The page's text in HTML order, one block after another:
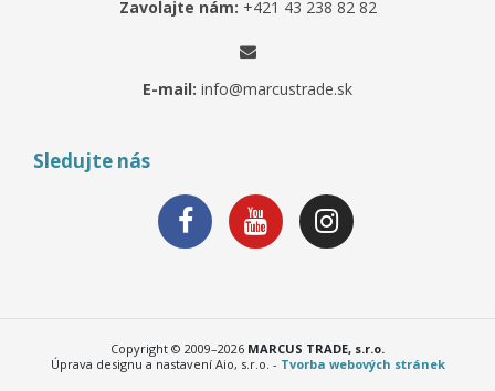
Zavolajte nám: +421 43 238 82 82
E-mail: info@marcustrade.sk
Sledujte nás
Copyright © 2009–2026 MARCUS TRADE, s.r.o.
Úprava designu a nastavení Aio, s.r.o. - Tvorba webových stránek